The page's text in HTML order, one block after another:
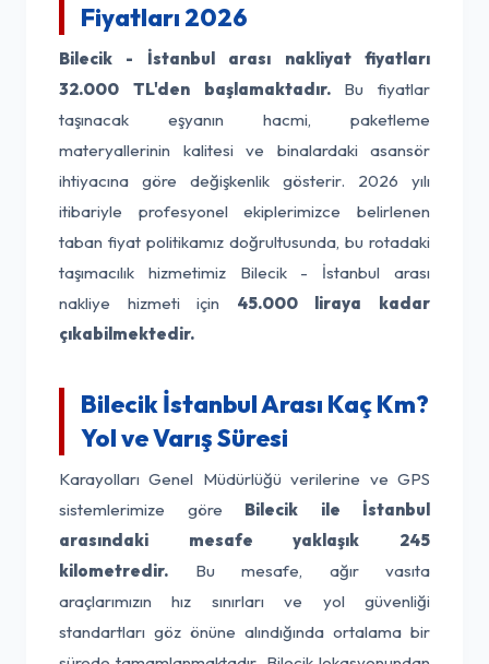
Fiyatları 2026
Bilecik - İstanbul arası nakliyat fiyatları
32.000 TL'den başlamaktadır.Bu fiyatlar
taşınacak eşyanın hacmi, paketleme
materyallerinin kalitesi ve binalardaki asansör
ihtiyacına göre değişkenlik gösterir. 2026 yılı
itibariyle profesyonel ekiplerimizce belirlenen
taban fiyat politikamız doğrultusunda, bu rotadaki
taşımacılık hizmetimiz Bilecik - İstanbul arası
nakliye hizmeti için 45.000 liraya kadar
çıkabilmektedir.
Bilecik İstanbul Arası Kaç Km?
Yol ve Varış Süresi
Karayolları Genel Müdürlüğü verilerine ve GPS
sistemlerimize göre Bilecik ile İstanbul
arasındaki mesafe yaklaşık 245
kilometredir. Bu mesafe, ağır vasıta
araçlarımızın hız sınırları ve yol güvenliği
standartları göz önüne alındığında ortalama bir